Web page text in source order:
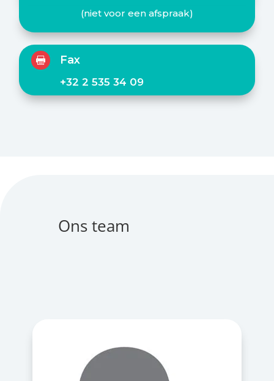
(niet voor een afspraak)
 Fax
+32 2 535 34 09
Ons team